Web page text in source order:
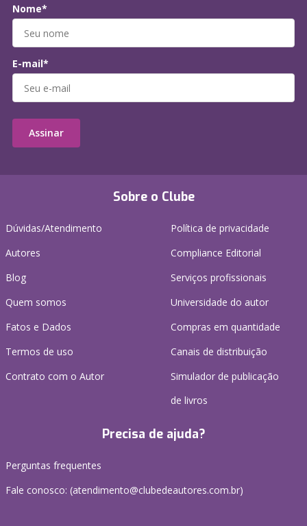
Sobre o Clube
Dúvidas/Atendimento
Autores
Blog
Quem somos
Fatos e Dados
Termos de uso
Contrato com o Autor
Política de privacidade
Compliance Editorial
Serviços profissionais
Universidade do autor
Compras em quantidade
Canais de distribuição
Simulador de publicação
de livros
Precisa de ajuda?
Perguntas frequentes
Fale conosco: (atendimento@clubedeautores.com.br)
Nome*
E-mail*
Assinar